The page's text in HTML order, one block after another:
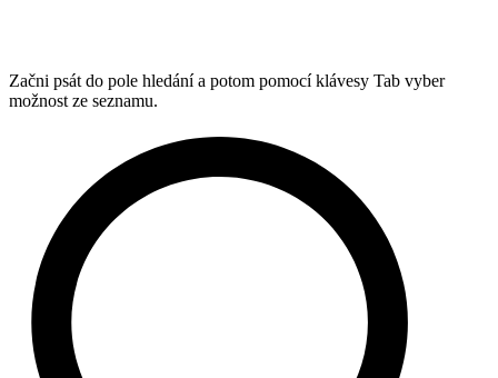
Začni psát do pole hledání a potom pomocí klávesy Tab vyber
možnost ze seznamu.